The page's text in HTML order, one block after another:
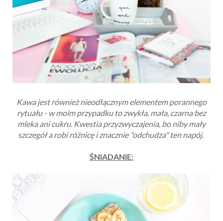
Kawa jest również nieodłącznym elementem porannego
rytuału - w moim przypadku to zwykła, mała, czarna bez
mleka ani cukru. Kwestia przyzwyczajenia, bo niby mały
szczegół a robi różnicę i znacznie "odchudza" ten napój.
ŚNIADANIE: